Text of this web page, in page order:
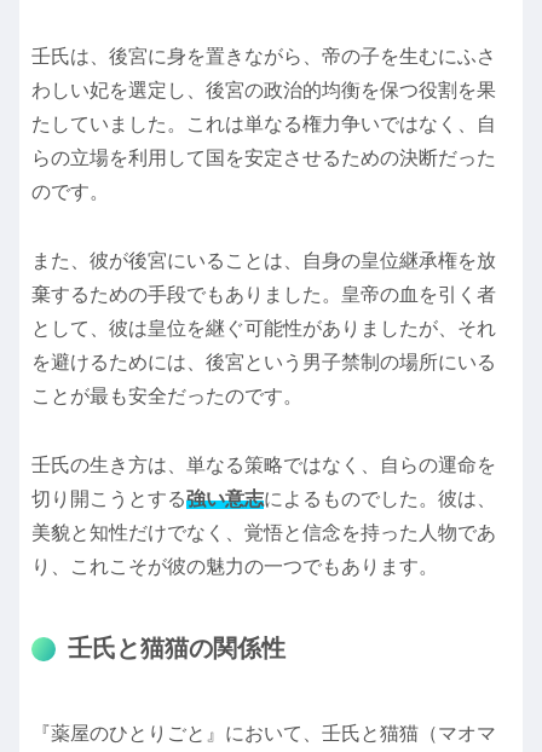
壬氏は、後宮に身を置きながら、帝の子を生むにふさ
わしい妃を選定し、後宮の政治的均衡を保つ役割を果
たしていました。これは単なる権力争いではなく、自
らの立場を利用して国を安定させるための決断だった
のです。
また、彼が後宮にいることは、自身の皇位継承権を放
棄するための手段でもありました。皇帝の血を引く者
として、彼は皇位を継ぐ可能性がありましたが、それ
を避けるためには、後宮という男子禁制の場所にいる
ことが最も安全だったのです。
壬氏の生き方は、単なる策略ではなく、自らの運命を
切り開こうとする強い意志によるものでした。彼は、
美貌と知性だけでなく、覚悟と信念を持った人物であ
り、これこそが彼の魅力の一つでもあります。
壬氏と猫猫の関係性
『薬屋のひとりごと』において、壬氏と猫猫（マオマ